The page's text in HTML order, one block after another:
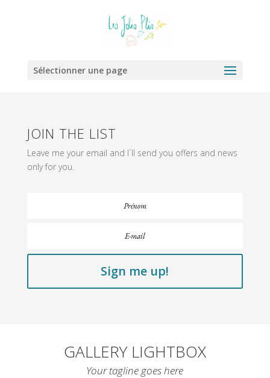
Sélectionner une page
JOIN THE LIST
Leave me your email and I´ll send you offers and news
only for you.
Sign me up!
GALLERY LIGHTBOX
Your tagline goes here